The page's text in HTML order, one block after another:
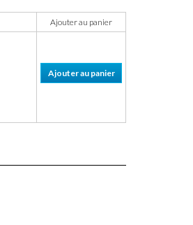
Ajouter au panier